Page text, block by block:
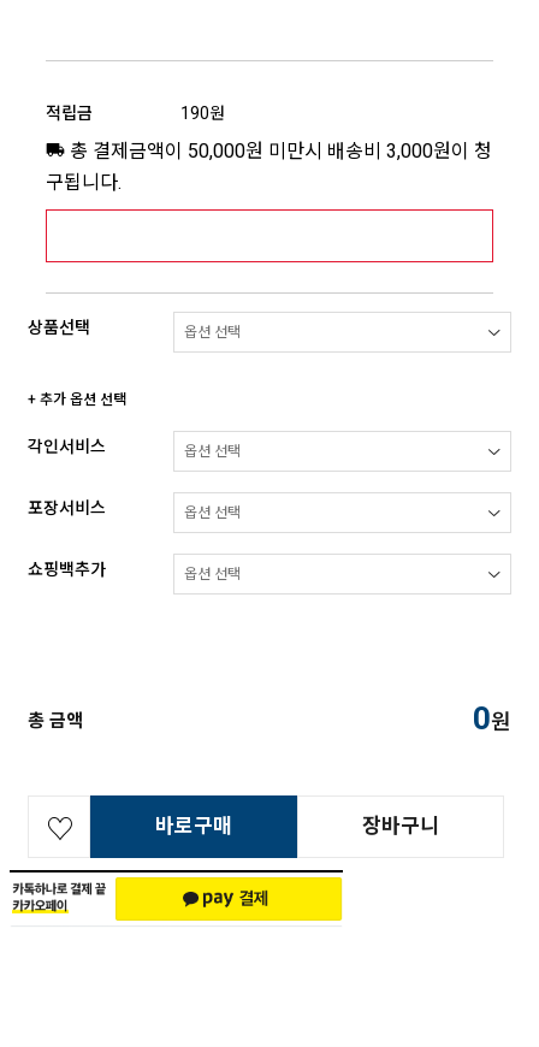
적립금 190원
총 결제금액이 50,000원 미만시 배송비 3,000원이 청
구됩니다.
상품선택
+ 추가 옵션 선택
각인서비스
포장서비스
쇼핑백추가
총 금액 0원
바로구매 장바구니